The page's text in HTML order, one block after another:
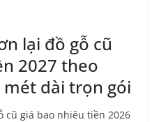
lại đồ gỗ cũ
2027 theo
dài trọn gói
cũ giá bao nhiêu tiền 2026